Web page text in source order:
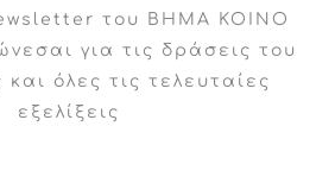
Group κ.α
Στην παρούσα φάση,
διατηρεί ιδιωτικό
του ΒΗΜΑ ΚΟΙΝΟ
για τις δράσεις του
όλες τις τελευταίες
εξελίξεις